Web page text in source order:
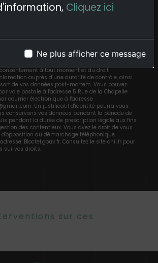
Cliquez ici
Ne plus afficher ce message
communiquées sont nécessaires aux
aux seuls destinataires suivants:
Rue de la Chapelle 67210 Obernai
Vous disposez de droits d’accès, de
à tout moment et du droit
auprès d’une autorité de contrôle, ainsi
de vos données post-mortem. Vous pouvez
voie postale à l'adresse 5 Rue de la Chapelle
courrier électronique à l'adresse
Un justificatif d'identité pourra vous
conservons vos données pendant la période de
pendant la durée de prescription légale aux fins
des contentieux. Vous avez le droit de vous
au démarchage téléphonique,
Bloctel.gouv.fr. Consultez le site cnil.fr pour
sur vos droits.
sur ces